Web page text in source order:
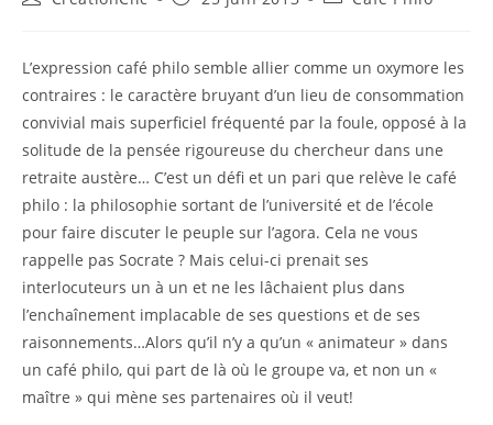
publication :
L’expression café philo semble allier comme un oxymore les
contraires : le caractère bruyant d’un lieu de consommation
convivial mais superficiel fréquenté par la foule, opposé à la
solitude de la pensée rigoureuse du chercheur dans une
retraite austère… C’est un défi et un pari que relève le café
philo : la philosophie sortant de l’université et de l’école
pour faire discuter le peuple sur l’agora. Cela ne vous
rappelle pas Socrate ? Mais celui-ci prenait ses
interlocuteurs un à un et ne les lâchaient plus dans
l’enchaînement implacable de ses questions et de ses
raisonnements…Alors qu’il n’y a qu’un « animateur » dans
un café philo, qui part de là où le groupe va, et non un «
maître » qui mène ses partenaires où il veut!